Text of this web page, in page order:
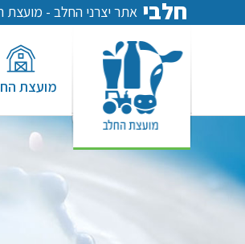
חלבי אתר יצרני החלב - מועצת
מועצת